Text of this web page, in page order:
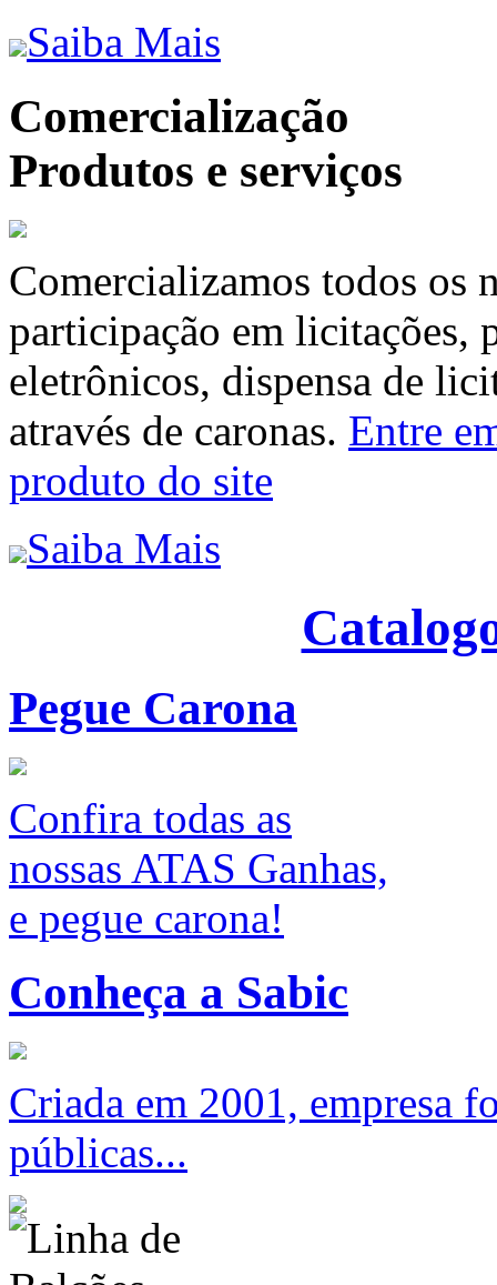
Saiba Mais
Comercialização
Produtos e serviços
Comercializamos todos os
participação em licitações,
eletrônicos, dispensa de
através de caronas. Entre
produto do site
Saiba Mais
Pegue Carona
Confira todas as
nossas ATAS Ganhas,
e pegue carona!
Conheça a Sabic
Criada em 2001, empresa
públicas...